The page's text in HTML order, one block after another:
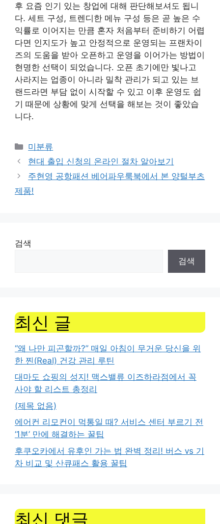
후 요즘 인기 있는 창업에 대해 판단해보셔도 됩니
다. 세트 구성, 트렌디한 메뉴 구성 등은 곧 높은 수
익률로 이어지는 만큼 혼자 처음부터 준비하기 어렵
다면 인지도가 높고 안정적으로 운영되는 프랜차이
즈의 도움을 받아 오픈하고 운영을 이어가는 방법이
현명한 선택이 되었습니다. 오픈 초기에만 빛나고
사라지는 업종이 아니라 밀착 관리가 되고 있는 브
랜드라면 부담 없이 시작할 수 있고 이후 운영도 쉽
기 때문에 상황에 맞게 선택을 해보는 것이 좋았습
니다.
Categories
미분류
현대 출입 신청의 온라인 절차 알아보기
주현영 공항패션 베어파우룩북에서 본 양털부츠
제품!
검색
검색
최신 글
“왜 나만 피곤할까?” 매일 아침이 무거운 당신을 위
한 찐(Real) 건강 관리 루틴
대마도 쇼핑의 성지! 맥스밸류 이즈하라점에서 꼭
사야 할 리스트 총정리
(제목 없음)
에어컨 리모컨이 먹통일 때? 서비스 센터 부르기 전
‘1분’ 만에 해결하는 꿀팁
후쿠오카에서 유후인 가는 법 완벽 정리! 버스 vs 기
차 비교 및 산큐패스 활용 꿀팁
최신 댓글